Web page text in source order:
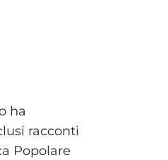
ha
racconti
Popolare